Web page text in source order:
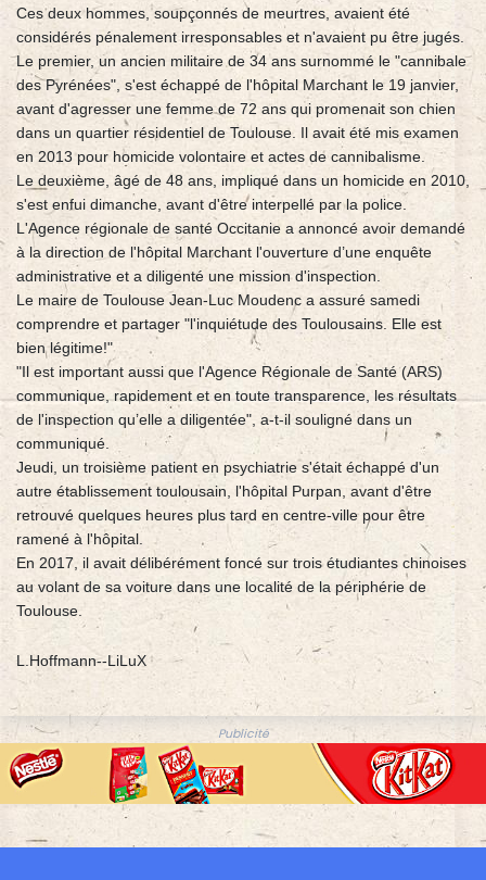
Ces deux hommes, soupçonnés de meurtres, avaient été
considérés pénalement irresponsables et n'avaient pu être jugés.
Le premier, un ancien militaire de 34 ans surnommé le "cannibale
des Pyrénées", s'est échappé de l'hôpital Marchant le 19 janvier,
avant d'agresser une femme de 72 ans qui promenait son chien
dans un quartier résidentiel de Toulouse. Il avait été mis examen
en 2013 pour homicide volontaire et actes de cannibalisme.
Le deuxième, âgé de 48 ans, impliqué dans un homicide en 2010,
s'est enfui dimanche, avant d'être interpellé par la police.
L'Agence régionale de santé Occitanie a annoncé avoir demandé
à la direction de l'hôpital Marchant l'ouverture d’une enquête
administrative et a diligenté une mission d'inspection.
Le maire de Toulouse Jean-Luc Moudenc a assuré samedi
comprendre et partager "l'inquiétude des Toulousains. Elle est
bien légitime!"
"Il est important aussi que l'Agence Régionale de Santé (ARS)
communique, rapidement et en toute transparence, les résultats
de l'inspection qu’elle a diligentée", a-t-il souligné dans un
communiqué.
Jeudi, un troisième patient en psychiatrie s'était échappé d'un
autre établissement toulousain, l'hôpital Purpan, avant d'être
retrouvé quelques heures plus tard en centre-ville pour être
ramené à l'hôpital.
En 2017, il avait délibérément foncé sur trois étudiantes chinoises
au volant de sa voiture dans une localité de la périphérie de
Toulouse.
L.Hoffmann--LiLuX
Publicité